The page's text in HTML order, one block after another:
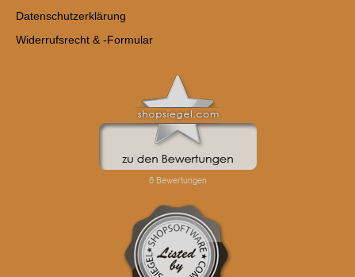
Datenschutzerklärung
Widerrufsrecht & -Formular